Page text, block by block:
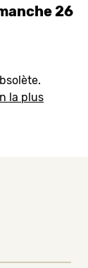
26
la plus